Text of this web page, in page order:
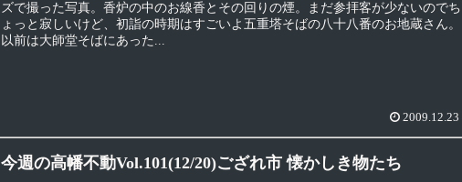
ズで撮った写真。香炉の中のお線香とその回りの煙。まだ参拝客が少ないのでち
ょっと寂しいけど、初詣の時期はすごいよ五重塔そばの八十八番のお地蔵さん。
以前は大師堂そばにあった...
2009.12.23
今週の高幡不動Vol.101(12/20)ござれ市 懐かしき物たち